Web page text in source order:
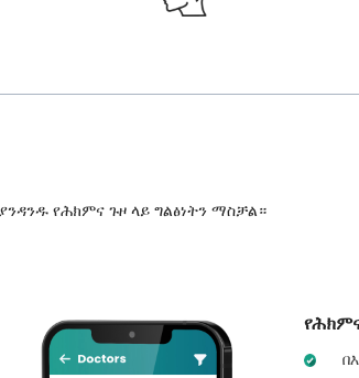
የሕክምና ጉዞ ላይ ግልፅነትን ማስቻል።